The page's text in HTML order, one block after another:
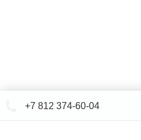
+7 812 374-60-04